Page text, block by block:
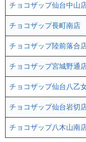
チョコザップ仙台中山
チョコザップ長町南店
チョコザップ陸前落合
チョコザップ宮城野通
チョコザップ仙台八乙
チョコザップ仙台岩切
チョコザップ八木山南